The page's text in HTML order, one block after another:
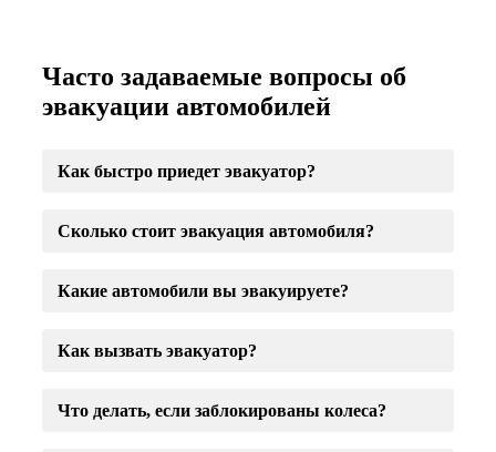
Часто задаваемые вопросы об
эвакуации автомобилей
Как быстро приедет эвакуатор?
Сколько стоит эвакуация автомобиля?
Какие автомобили вы эвакуируете?
Как вызвать эвакуатор?
Что делать, если заблокированы колеса?